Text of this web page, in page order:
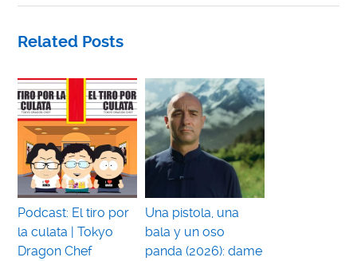
Related Posts
Podcast: El tiro por
la culata | Tokyo
Dragon Chef
Una pistola, una
bala y un oso
panda (2026): dame